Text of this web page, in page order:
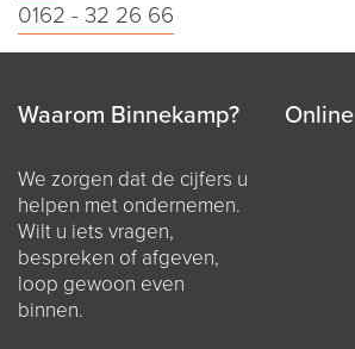
0162 - 32 26 66
Waarom Binnekamp?
We zorgen dat de cijfers u
helpen met ondernemen.
Wilt u iets vragen,
bespreken of afgeven,
loop gewoon even
binnen.
Online